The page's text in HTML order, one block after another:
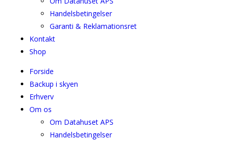
Handelsbetingelser
Garanti & Reklamationsret
Kontakt
Shop
Forside
Backup i skyen
Erhverv
Om os
Om Datahuset APS
Handelsbetingelser